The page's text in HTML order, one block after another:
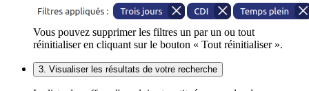
Vous pouvez supprimer les filtres un par un ou tout
réinitialiser en cliquant sur le bouton « Tout réinitialiser ».
3. Visualiser les résultats de votre recherche